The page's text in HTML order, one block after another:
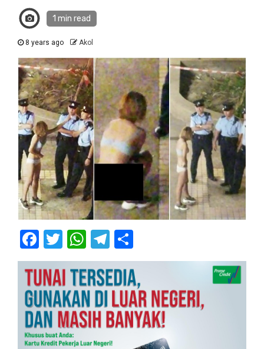
1 min read
8 years ago Akol
Facebook
TwitterWhatsApp
Telegram